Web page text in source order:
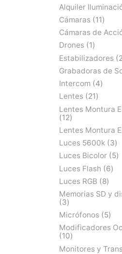
Alquiler
Cámaras
11
Cámaras de
Drones
1
Estabilizadores
2
Grabadoras de
Intercom
4
Lentes
21
Lentes Montura
12
Lentes Montura
Luces 5600k
3
Luces Bicolor
5
Luces Flash
6
Luces RGB
8
Memorias SD y
3
Micrófonos
5
Modificadores
10
Monitores y